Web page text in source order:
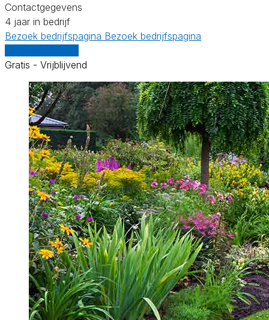
Contactgegevens
4 jaar in bedrijf
Bezoek bedrijfspagina Bezoek bedrijfspagina
Gratis - Vrijblijvend